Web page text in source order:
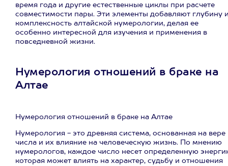
время года и другие естественные циклы при расчете
совместимости пары. Эти элементы добавляют глубину
комплексность алтайской нумерологии, делая ее
особенно интересной для изучения и применения в
повседневной жизни.
Нумерология отношений в браке на
Алтае
Нумерология отношений в браке на Алтае
Нумерология - это древняя система, основанная на вере
числа и их влияние на человеческую жизнь. По мнению
нумерологов, каждое число несет определенную
которая может влиять на характер, судьбу и отношения